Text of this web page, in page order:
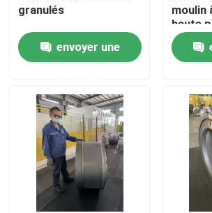
Maison
Vidéos
Au sujet de nous
granulés
envoyer une
moulin
haute
à